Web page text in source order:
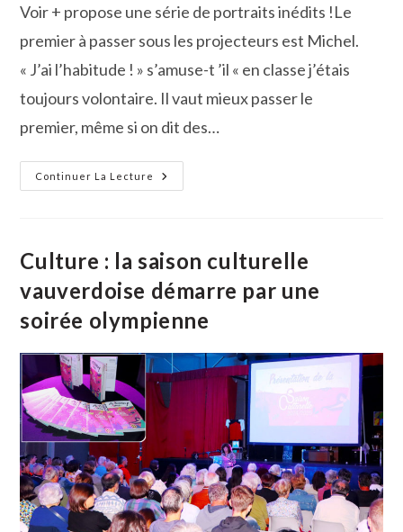
Voir + propose une série de portraits inédits !Le
premier à passer sous les projecteurs est Michel.
« J’ai l’habitude ! » s’amuse-t ’il « en classe j’étais
toujours volontaire. Il vaut mieux passer le
premier, même si on dit des…
Continuer La Lecture
Au
Village
Et
Juke-
De
Michel
Vernat
Culture : la saison culturelle
vauverdoise démarre par une
soirée olympienne